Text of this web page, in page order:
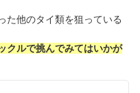
た他のタイ類を狙っている
クルで挑んでみてはいかが